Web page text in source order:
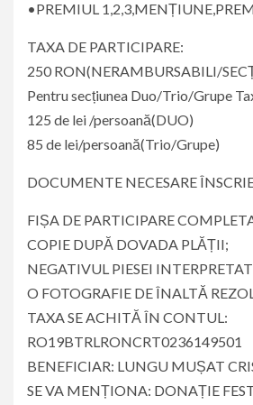
•PREMIUL
TAXA DE PARTICIPARE:
250 RON(NERAMBURSABILI/
Pentru secțiunea Duo/Trio/Grupe
125 de lei /persoană(DUO)
85 de lei/persoană(Trio/Grupe)
DOCUMENTE NECESARE
FIȘA DE PARTICIPARE
COPIE DUPĂ DOVADA PLĂȚII;
NEGATIVUL PIESEI
O FOTOGRAFIE DE ÎNALTĂ
TAXA SE ACHITĂ ÎN CONTUL:
RO19BTRLRONCRT0236149501
BENEFICIAR: LUNGU MUȘAT
SE VA MENȚIONA: DONAȚIE